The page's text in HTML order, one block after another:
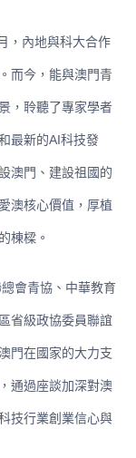
，內地與科大合作
而今，能與澳門青
，聆聽了專家學者
最新的AI科技發
澳門、建設祖國的
澳核心價值，厚植
棟樑。
會青協、中華教育
省級政協委員聯誼
門在國家的大力支
通過座談加深對澳
技行業創業信心與